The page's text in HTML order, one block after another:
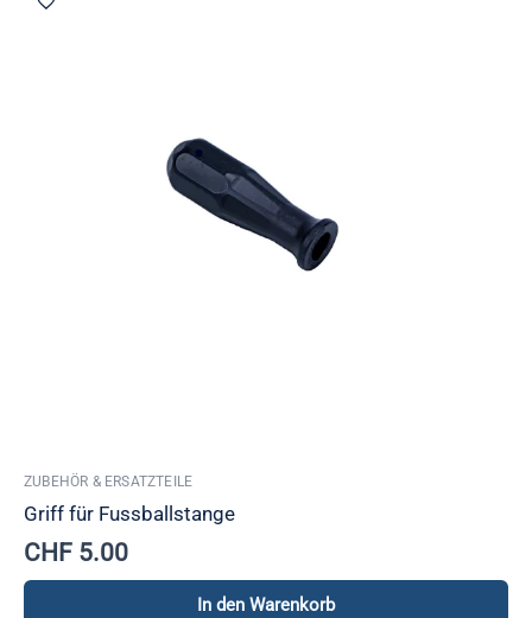
ZUBEHÖR & ERSATZTEILE
Griff für Fussballstange
CHF 5.00
In den Warenkorb